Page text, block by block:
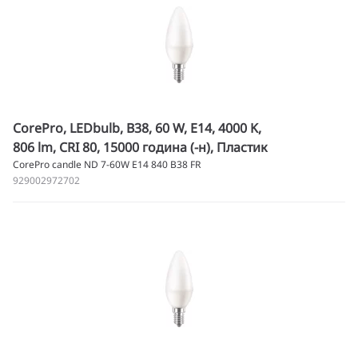
CorePro, LEDbulb, B38, 60 W, E14, 4000 K,
806 lm, CRI 80, 15000 година (-н), Пластик
CorePro candle ND 7-60W E14 840 B38 FR
929002972702